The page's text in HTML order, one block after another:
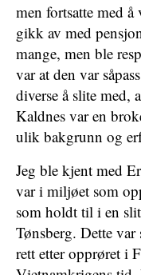
men fortsatte med
gikk av med
mange, men ble
var at den var
diverse å slite med,
Kaldnes var en
ulik bakgrunn og
Jeg ble kjent med
var i miljøet som
som holdt til i en
Tønsberg. Dette var
rett etter opprøret i